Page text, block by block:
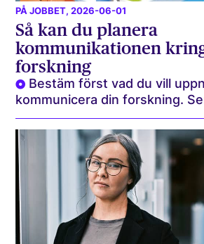
PÅ JOBBET, 2026-06-01
Så kan du planera
kommunikationen
forskning
Bestäm först vad du vill
kommunicera din forskning.